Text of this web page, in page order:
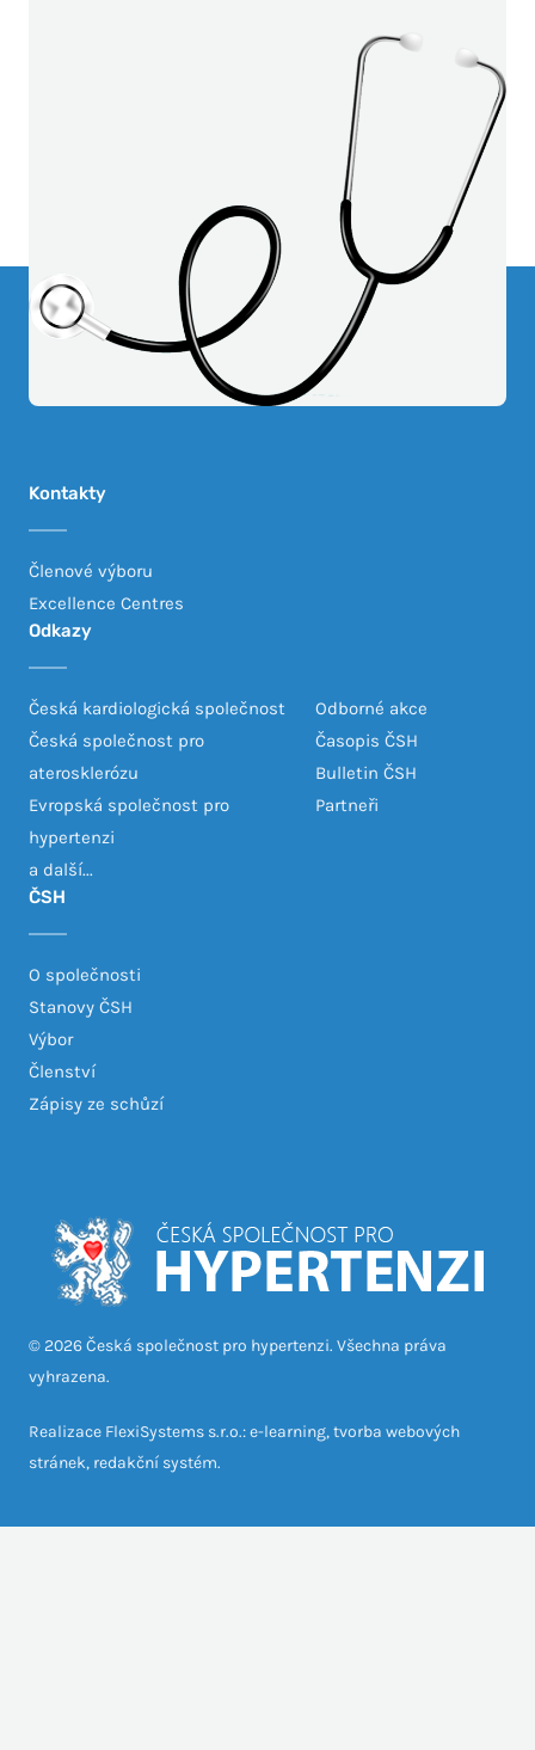
© 2026 Česká společnost pro hypertenzi. Všechna práva
vyhrazena.
Realizace FlexiSystems s.r.o.: e-learning, tvorba webových
stránek, redakční systém.
ČSH
O společnosti
Stanovy ČSH
Výbor
Členství
Zápisy ze schůzí
Odborné akce
Časopis ČSH
Bulletin ČSH
Partneři
Odkazy
Česká kardiologická společnost
Česká společnost pro
aterosklerózu
Evropská společnost pro
hypertenzi
a další...
Kontakty
Členové výboru
Excellence Centres